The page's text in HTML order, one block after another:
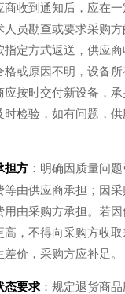
收到通知后，应在一
人员勘查或要求采购
指定方式返送，供应
或原因不明，设备所
按时交付新设备，承
时检验，如有问题，
担方 ：明确因质量问
等由供应商承担；因
用由采购方承担。若
高，不得向采购方收
价，采购方应补足。
态要求 ：规定退货商